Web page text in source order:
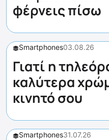
φέρνεις πίσω
Smartphones03.08.26
Γιατί η
καλύτερα
κινητό σου
Smartphones31.07.26